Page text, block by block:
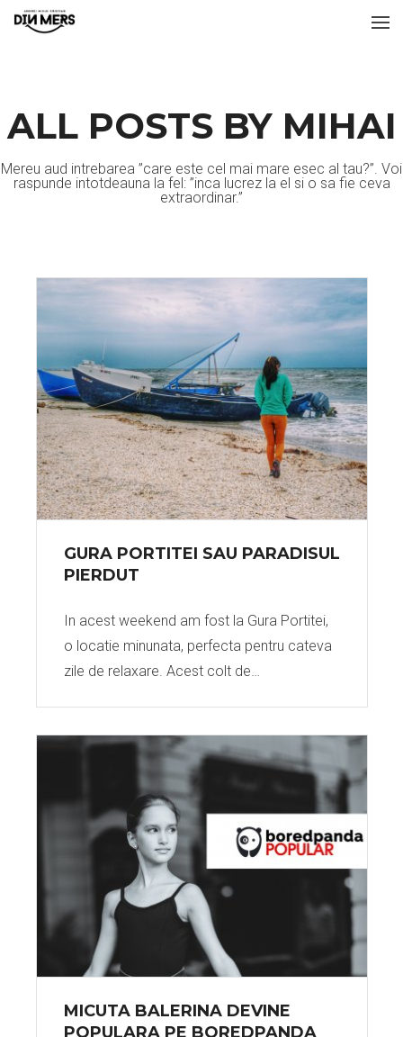
ALL POSTS BY MIHAI
Mereu aud intrebarea ”care este cel mai mare esec al tau?”. Voi
raspunde intotdeauna la fel: ”inca lucrez la el si o sa fie ceva
extraordinar.”
GURA PORTITEI SAU PARADISUL
PIERDUT
In acest weekend am fost la Gura Portitei,
o locatie minunata, perfecta pentru cateva
zile de relaxare. Acest colt de…
MICUTA BALERINA DEVINE
POPULARA PE BOREDPANDA